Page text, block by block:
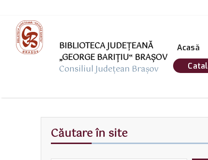
BIBLIOTECA JUDEȚEANĂ
„GEORGE BARIŢIU‟ BRAŞOV
Consiliul Județean Brașov
Acasă
Căutare în site